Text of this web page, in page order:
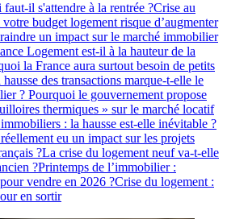
il s'attendre à la rentrée ?Crise au
budget logement risque d’augmenter
un impact sur le marché immobilier
Logement est-il à la hauteur de la
la France aura surtout besoin de petits
hausse des transactions marque-t-elle le
? Pourquoi le gouvernement propose
thermiques » sur le marché locatif
: la hausse est-elle inévitable ?
eu un impact sur les projets
?La crise du logement neuf va-t-elle
?Printemps de l’immobilier :
vendre en 2026 ?Crise du logement :
en sortir